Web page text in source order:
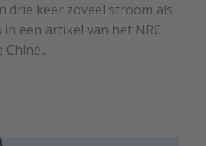
drie keer zoveel stroom als
in een artikel van het NRC.